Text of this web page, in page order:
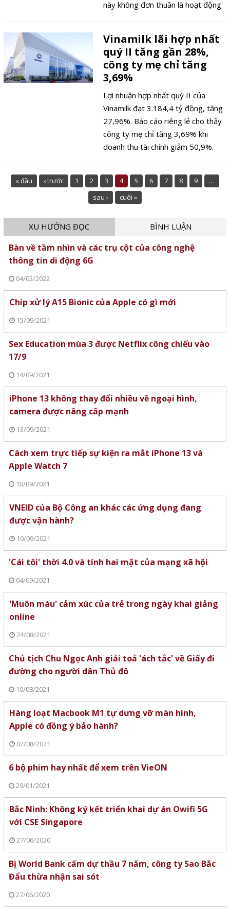
này không đơn thuần là hoạt động
Việt Nam, ứng dụng công nghệ vào
hạ tầng thể thao và xây dựng một
biểu tượng mới cho các sự kiện
quốc tế.
Vinamilk lãi hợp nhất
quý II tăng gần 28%,
công ty mẹ chỉ tăng
3,69%
Lợi nhuận hợp nhất quý II của
Vinamilk đạt 3.184,4 tỷ đồng, tăng
27,96%. Báo cáo riêng lẻ cho thấy
công ty mẹ chỉ tăng 3,69% khi
doanh thu tài chính giảm 50,9%.
« đầu ‹ trước 1 2 3 4 5 6 7 8 9
…
sau ›
cuối »
XU HƯỚNG ĐỌC BÌNH LUẬN
Bàn về tầm nhìn và các trụ cột của công nghệ
thông tin di động 6G
04/03/2022
Chip xử lý A15 Bionic của Apple có gì mới
15/09/2021
Sex Education mùa 3 được Netflix công chiếu vào
17/9
14/09/2021
iPhone 13 không thay đổi nhiều về ngoại hình,
camera được nâng cấp mạnh
13/09/2021
Cách xem trực tiếp sự kiện ra mắt iPhone 13 và
Apple Watch 7
10/09/2021
VNEID của Bộ Công an khác các ứng dụng đang
được vận hành?
10/09/2021
'Cái tôi' thời 4.0 và tính hai mặt của mạng xã hội
04/09/2021
'Muôn màu' cảm xúc của trẻ trong ngày khai giảng
online
24/08/2021
Chủ tịch Chu Ngọc Anh giải toả 'ách tắc' về Giấy đi
đường cho người dân Thủ đô
10/08/2021
Hàng loạt Macbook M1 tự dưng vỡ màn hình,
Apple có đồng ý bảo hành?
02/08/2021
6 bộ phim hay nhất để xem trên VieON
29/01/2021
Bắc Ninh: Không ký kết triển khai dự án Owifi 5G
với CSE Singapore
27/06/2020
Bị World Bank cấm dự thầu 7 năm, công ty Sao Bắc
Đẩu thừa nhận sai sót
27/06/2020